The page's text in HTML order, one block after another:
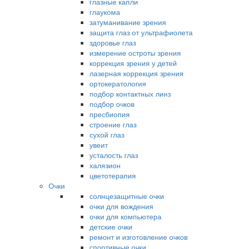
глаукома
затуманивание зрения
защита глаз от ультрафиолета
здоровье глаз
измерение остроты зрения
коррекция зрения у детей
лазерная коррекция зрения
ортокератология
подбор контактных линз
подбор очков
пресбиопия
строение глаз
сухой глаз
увеит
усталость глаз
халязион
цветотерапия
Очки
солнцезащитные очки
очки для вождения
очки для компьютера
детские очки
ремонт и изготовление очков